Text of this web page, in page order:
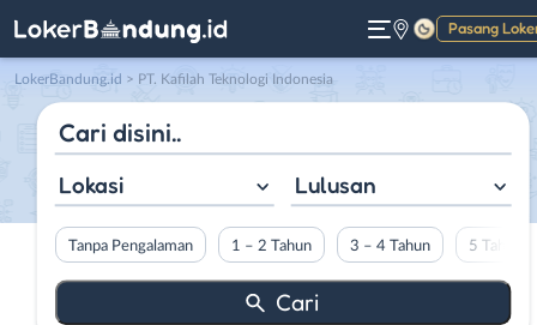
Pasang
Gelap
LokerBandung.id > PT. Kafilah Teknologi Indonesia
Lokasi Lulusan
Tanpa Pengalaman 1 – 2 Tahun 3 – 4 Tahun 5 Tahun